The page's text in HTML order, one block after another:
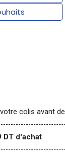
votre colis avant de
DT d'achat